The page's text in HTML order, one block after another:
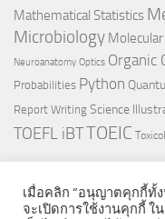
Mathematical Statistics
Microbiology
Neuroanatomy Optics Organic
Probabilities Python
Report Writing Science
TOEFL iBTTOEIC
เมื่อคลิก “อนุญาตคุกกี้ทั้
จะเปิดการใช้งานคุกกี้ ใ